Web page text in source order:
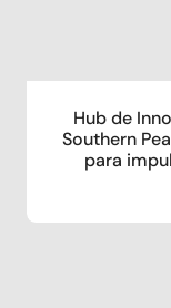
Hub de
Southern
para